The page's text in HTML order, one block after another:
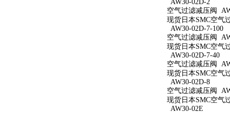
AW30-02D-2
空气过滤减压阀
现货日本SMC空气
AW30-02D-7-100
空气过滤减压阀
现货日本SMC空气
AW30-02D-7-40
空气过滤减压阀
现货日本SMC空气
AW30-02D-8
空气过滤减压阀
现货日本SMC空气
AW30-02E